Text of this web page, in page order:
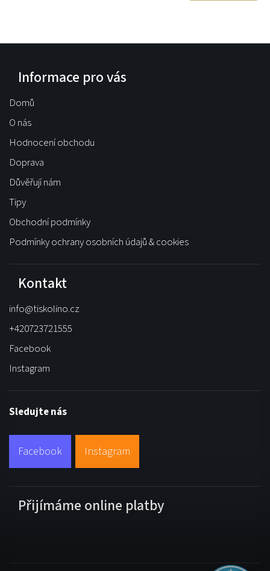
Informace pro vás
Domů
O nás
Hodnocení obchodu
Doprava
Důvěřují nám
Tipy
Obchodní podmínky
Podmínky ochrany osobních údajů & cookies
Kontakt
info@tiskolino.cz
+420723721555
Facebook
Instagram
Sledujte nás
Facebook Instagram
Přijímáme online platby